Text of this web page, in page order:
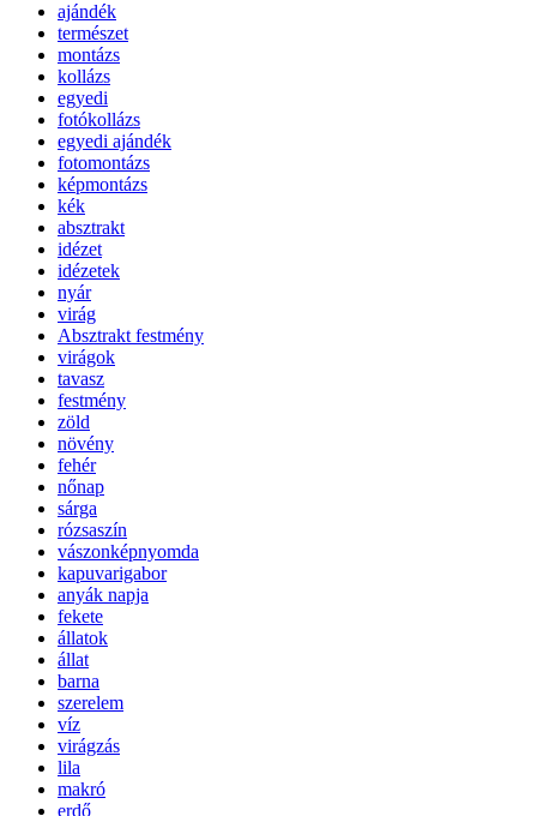
ajándék
természet
montázs
kollázs
egyedi
fotókollázs
egyedi ajándék
fotomontázs
képmontázs
kék
absztrakt
idézet
idézetek
nyár
virág
Absztrakt festmény
virágok
tavasz
festmény
zöld
növény
fehér
nőnap
sárga
rózsaszín
vászonképnyomda
kapuvarigabor
anyák napja
fekete
állatok
állat
barna
szerelem
víz
virágzás
lila
makró
erdő